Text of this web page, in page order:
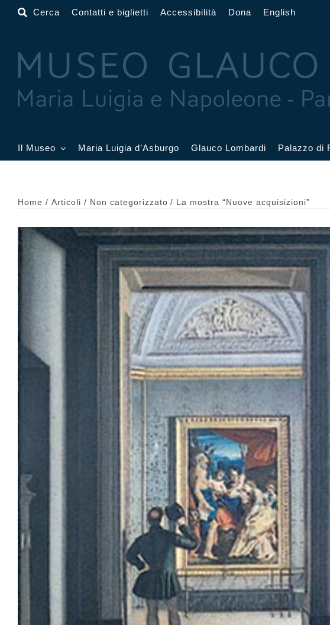
Salta
Cerca Contatti e biglietti Accessibilità Dona English
Il Museo
Sala Francesi Sala Petitot Sala Affetti
Maria Luigia d’Asburgo Glauco Lombardi Palazzo di
Home Articoli Non categorizzato La mostra “Nuove acquisizioni”